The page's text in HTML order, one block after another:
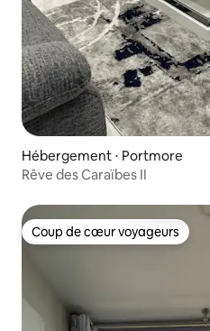
Hébergement ⋅ Portmore
Rêve des Caraïbes II
Coup de cœur voyageurs
Coup de cœur voyageurs